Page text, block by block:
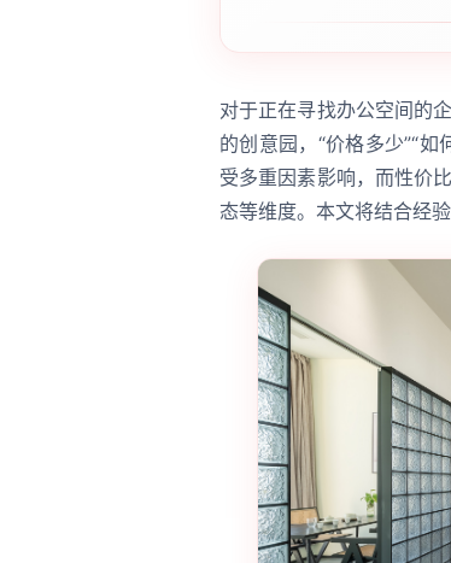
对于正在寻找办公空间的
的创意园，“价格多少”“
受多重因素影响，而性价
态等维度。本文将结合经